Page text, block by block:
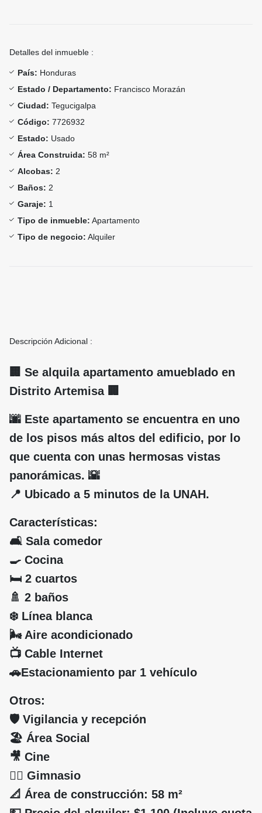
Detalles del inmueble :
País: Honduras
Estado / Departamento: Francisco Morazán
Ciudad: Tegucigalpa
Código: 7726932
Estado: Usado
Área Construida: 58 m²
Alcobas: 2
Baños: 2
Garaje: 1
Tipo de inmueble: Apartamento
Tipo de negocio: Alquiler
Descripción Adicional :
🏢 Se alquila apartamento amueblado en
Distrito Artemisa 🏢
🌆 Este apartamento se encuentra en uno
de los pisos más altos del edificio, por lo
que cuenta con unas hermosas vistas
panorámicas. 🌇
📍 Ubicado a 5 minutos de la UNAH.
Características:
🛋️ Sala comedor
🍳 Cocina
🛏️ 2 cuartos
🚿 2 baños
❄️ Línea blanca
🌬️ Aire acondicionado
📺 Cable Internet
🚗Estacionamiento par 1 vehículo
Otros:
🛡️ Vigilancia y recepción
🏖️ Área Social
🎥 Cine
🏋️‍♂️ Gimnasio
📐 Área de construcción: 58 m²